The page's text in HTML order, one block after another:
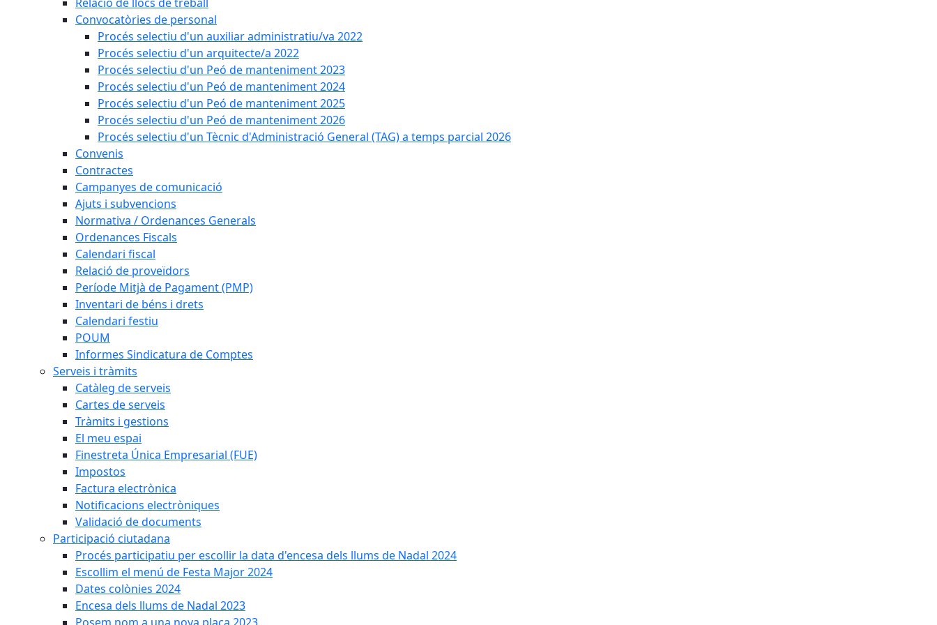
Convocatòries de personal
Procés selectiu d'un auxiliar administratiu/va 2022
Procés selectiu d'un arquitecte/a 2022
Procés selectiu d'un Peó de manteniment 2023
Procés selectiu d'un Peó de manteniment 2024
Procés selectiu d'un Peó de manteniment 2025
Procés selectiu d'un Peó de manteniment 2026
Procés selectiu d'un Tècnic d'Administració General (TAG) a temps parcial 2026
Convenis
Contractes
Campanyes de comunicació
Ajuts i subvencions
Normativa / Ordenances Generals
Ordenances Fiscals
Calendari fiscal
Relació de proveïdors
Període Mitjà de Pagament (PMP)
Inventari de béns i drets
Calendari festiu
POUM
Informes Sindicatura de Comptes
Serveis i tràmits
Catàleg de serveis
Cartes de serveis
Tràmits i gestions
El meu espai
Finestreta Única Empresarial (FUE)
Impostos
Factura electrònica
Notificacions electròniques
Validació de documents
Participació ciutadana
Procés participatiu per escollir la data d'encesa dels llums de Nadal 2024
Escollim el menú de Festa Major 2024
Dates colònies 2024
Encesa dels llums de Nadal 2023